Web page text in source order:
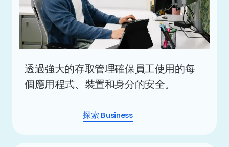
透過強大的存取管理確保員工使用的每
個應用程式、裝置和身分的安全。
探索 Business